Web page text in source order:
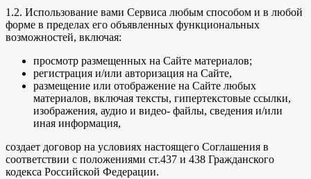
1.2. Использование вами Сервиса любым способом и в любой
форме в пределах его объявленных функциональных
возможностей, включая:
просмотр размещенных на Сайте материалов;
регистрация и/или авторизация на Сайте,
размещение или отображение на Сайте любых
материалов, включая тексты, гипертекстовые ссылки,
изображения, аудио и видео- файлы, сведения и/или
иная информация,
создает договор на условиях настоящего Соглашения в
соответствии с положениями ст.437 и 438 Гражданского
кодекса Российской Федерации.